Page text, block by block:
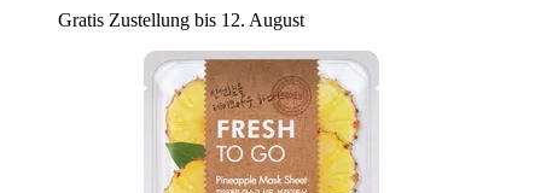
Gratis Zustellung bis 12. August